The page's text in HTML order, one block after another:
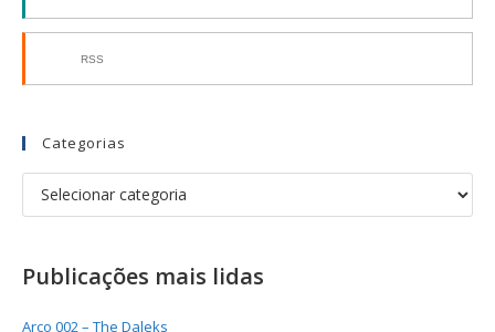
RSS
Categorias
Publicações mais lidas
Arco 002 – The Daleks